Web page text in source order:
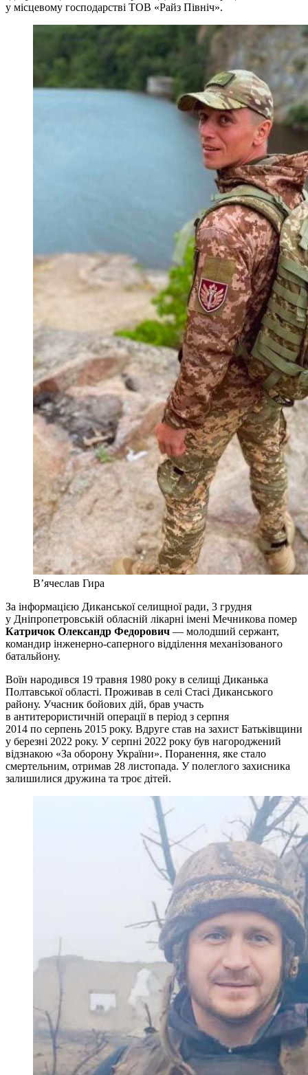
у місцевому господарстві ТОВ «Райз Північ».
В’ячеслав Гира
За інформацією Диканської селищної ради, 3 грудня
у Дніпропетровській обласній лікарні імені Мечникова помер
Катричок Олександр Федорович — молодший сержант,
командир інженерно-саперного відділення механізованого
батальйону.
Воїн народився 19 травня 1980 року в селищі Диканька
Полтавської області. Проживав в селі Стасі Диканського
району. Учасник бойових дій, брав участь
в антитерористичній операції в період з серпня
2014 по серпень 2015 року. Вдруге став на захист Батьківщини
у березні 2022 року. У серпні 2022 року був нагороджений
відзнакою «За оборону України». Поранення, яке стало
смертельним, отримав 28 листопада. У полеглого захисника
залишилися дружина та троє дітей.